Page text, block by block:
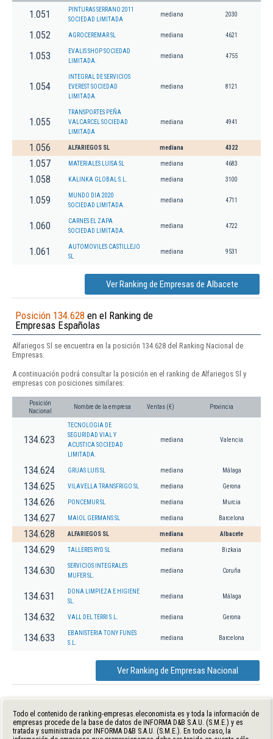
1.051
PINTURAS SERRANO 2011
SOCIEDAD LIMITADA
mediana 2030
1.052 AGROCEREMAR SL mediana 4621
1.053
EVALIS SHOP SOCIEDAD
LIMITADA.
mediana 4755
1.054
INTEGRAL DE SERVICIOS
EVEREST SOCIEDAD
LIMITADA.
mediana 8121
1.055
TRANSPORTES PEÑA
VALCARCEL SOCIEDAD
LIMITADA
mediana 4941
1.056 ALFARIEGOS SL mediana 4322
1.057 MATERIALES LUISA SL mediana 4683
1.058 KALINKA GLOBAL S.L. mediana 3100
1.059
MUNDO DIA 2020
SOCIEDAD LIMITADA.
mediana 4711
1.060
CARNES EL ZAPA
SOCIEDAD LIMITADA.
mediana 4722
1.061
AUTOMOVILES CASTILLEJO
SL
mediana 9531
Ver Ranking de Empresas de Albacete
Posición 134.628 en el Ranking de
Empresas Españolas
Alfariegos Sl se encuentra en la posición 134.628 del Ranking Nacional de
Empresas.
A continuación podrá consultar la posición en el ranking de Alfariegos Sl y
empresas con posiciones similares:
Posición
Nacional
Nombre de la empresa Ventas (€) Provincia
134.623
TECNOLOGIA DE
SEGURIDAD VIAL Y
ACUSTICA SOCIEDAD
LIMITADA.
mediana Valencia
134.624 GRUAS LUIS SL mediana Málaga
134.625 VILAVELLA TRANSFRIGO SL mediana Gerona
134.626 PONCEMUR SL mediana Murcia
134.627 MAIOL GERMANS SL mediana Barcelona
134.628 ALFARIEGOS SL mediana Albacete
134.629 TALLERES RYD SL mediana Bizkaia
134.630
SERVICIOS INTEGRALES
MUFER SL.
mediana Coruña
134.631
DONA LIMPIEZA E HIGIENE
SL.
mediana Málaga
134.632 VALL DEL TERRI S.L. mediana Gerona
134.633
EBANISTERIA TONY FUNES
S.L.
mediana Barcelona
Ver Ranking de Empresas Nacional
Todo el contenido de ranking-empresas.eleconomista.es y toda la información de
empresas procede de la base de datos de INFORMA D&B S.A.U. (S.M.E.) y es
tratada y suministrada por INFORMA D&B S.A.U. (S.M.E.). En todo caso, la